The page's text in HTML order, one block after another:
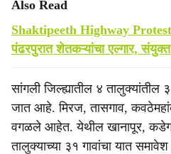
Also Read
Shaktipeeth Highway Protest:
पंढरपुरात शेतकऱ्यांचा एल्गार, संयुक्त
सांगली जिल्ह्यातील ४ तालुक्यांतील ३१
जात आहे. मिरज, तासगाव,
वगळले आहेत. येथील खानापूर,
तालुक्याच्या ३१ गावांचा यात